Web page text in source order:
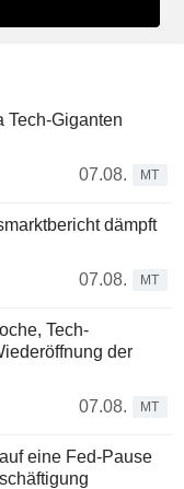
Tech-Giganten
07.08.
MT
dämpft
07.08.
MT
Tech-
der
07.08.
MT
eine Fed-Pause